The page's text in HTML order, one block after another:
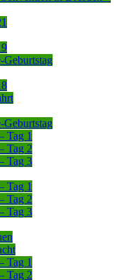
Geburtstag
Geburtstag
Tag 1
Tag 2
Tag 3
Tag 1
Tag 2
Tag 3
Tag 1
Tag 2